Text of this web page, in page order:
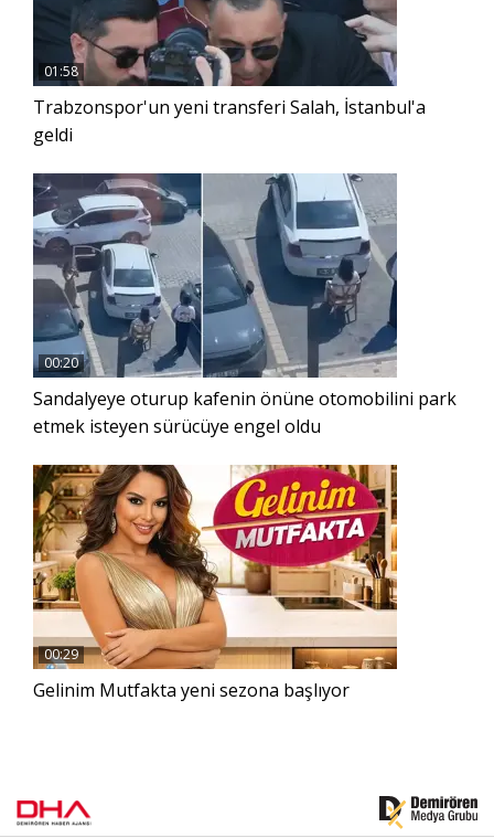
01:58
Trabzonspor'un yeni transferi Salah, İstanbul'a
geldi
00:20
Sandalyeye oturup kafenin önüne otomobilini park
etmek isteyen sürücüye engel oldu
00:29
Gelinim Mutfakta yeni sezona başlıyor